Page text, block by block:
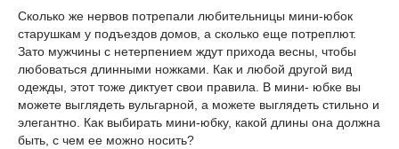
Сколько же нервов потрепали любительницы мини-юбок
старушкам у подъездов домов, а сколько еще потреплют.
Зато мужчины с нетерпением ждут прихода весны, чтобы
любоваться длинными ножками. Как и любой другой вид
одежды, этот тоже диктует свои правила. В мини- юбке вы
можете выглядеть вульгарной, а можете выглядеть стильно и
элегантно. Как выбирать мини-юбку, какой длины она должна
быть, с чем ее можно носить?